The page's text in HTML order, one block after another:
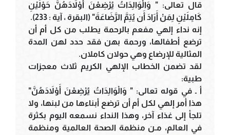
قال تعالى: " وَالْوَالِدَاتُ يُرْضِعْنَ أَوْلاَدَهُنَّ حَوْلَيْنِ
كَامِلَيْنِ لِمَنْ أَرَادَ أَن يُتِمَّ الرَّضَاعَةَ" (البقرة ، آية : 233).
إنه نداء إلهي مفعم بالرحمة يطلب من كل أم أن
ترضع أطفالها، ورحمة بهن فقد حدد لهن المدة
المثالية للإرضاع وهي حولان كاملان.
لقد تضمن الخطاب الإلهي الكريم ثلاث معجزات
طبية:
أ ـ في قوله تعالى: " وَالْوَالِدَاتُ يُرْضِعْنَ أَوْلاَدَهُنَّ"
هذا أمر إلهي لكل أم أن ترضع أبناءها من لبنها، ولا
تلجأ إلى غذاء آخر، وهذا النداء نسمعه اليوم بكثرة
في العالم، مـن منظمة الصحة العالمية ومنظمة